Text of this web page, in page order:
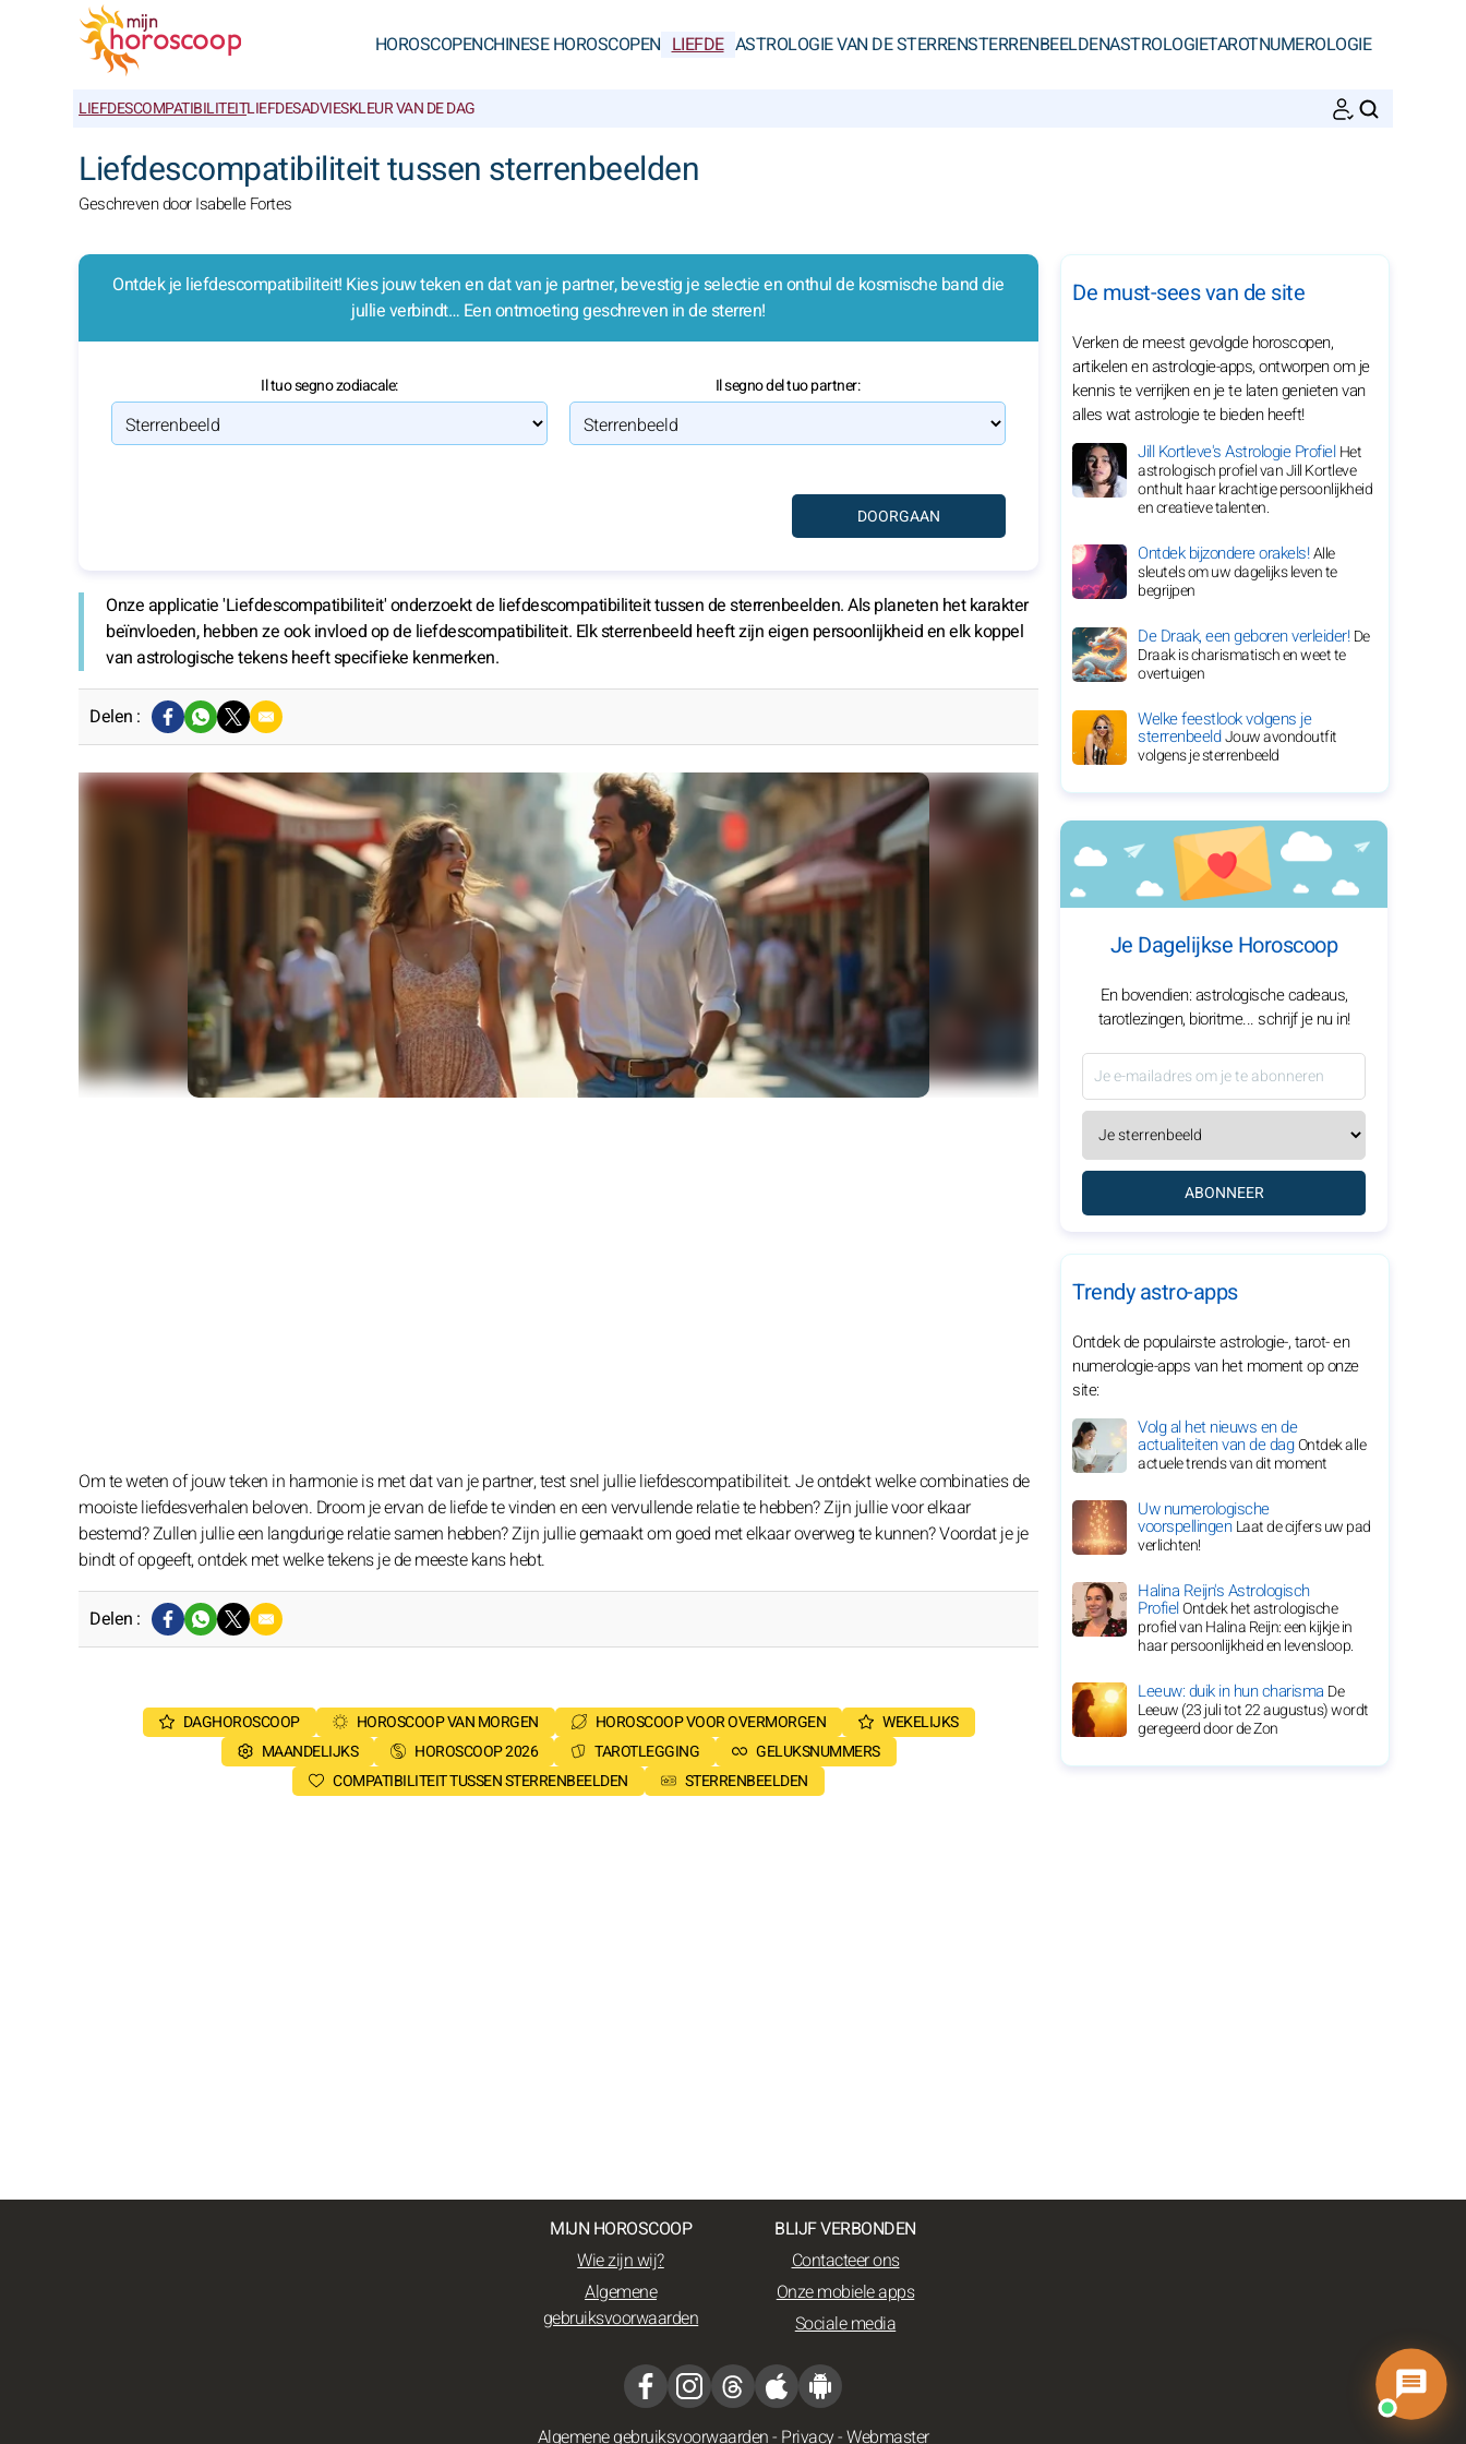
HOROSCOPENCHINESE HOROSCOPEN LIEFDE ASTROLOGIE VAN DE STERRENSTERRENBEELDENASTROLOGIETAROTNUMEROLOGIE
LIEFDESCOMPATIBILITEITLIEFDESADVIESKLEUR VAN DE DAG
Liefdescompatibiliteit tussen sterrenbeelden
Geschreven door Isabelle Fortes
Ontdek je liefdescompatibiliteit! Kies jouw teken en dat van je partner, bevestig je selectie en onthul de kosmische band die
jullie verbindt… Een ontmoeting geschreven in de sterren!
Il tuo segno zodiacale: Il segno del tuo partner:
Onze applicatie 'Liefdescompatibiliteit' onderzoekt de liefdescompatibiliteit tussen de sterrenbeelden. Als planeten het karakter
beïnvloeden, hebben ze ook invloed op de liefdescompatibiliteit. Elk sterrenbeeld heeft zijn eigen persoonlijkheid en elk koppel
van astrologische tekens heeft specifieke kenmerken.
Delen :
Om te weten of jouw teken in harmonie is met dat van je partner, test snel jullie liefdescompatibiliteit. Je ontdekt welke combinaties de
mooiste liefdesverhalen beloven. Droom je ervan de liefde te vinden en een vervullende relatie te hebben? Zijn jullie voor elkaar
bestemd? Zullen jullie een langdurige relatie samen hebben? Zijn jullie gemaakt om goed met elkaar overweg te kunnen? Voordat je je
bindt of opgeeft, ontdek met welke tekens je de meeste kans hebt.
Delen :
DAGHOROSCOOP HOROSCOOP VAN MORGEN HOROSCOOP VOOR OVERMORGEN
WEKELIJKS
MAANDELIJKS
HOROSCOOP 2026 TAROTLEGGING
GELUKSNUMMERS
COMPATIBILITEIT TUSSEN STERRENBEELDEN
STERRENBEELDEN
De must-sees van de site
Verken de meest gevolgde horoscopen,
artikelen en astrologie-apps, ontworpen om je
kennis te verrijken en je te laten genieten van
alles wat astrologie te bieden heeft!
Jill Kortleve's Astrologie ProfielHet
astrologisch profiel van Jill Kortleve
onthult haar krachtige persoonlijkheid
en creatieve talenten.
Ontdek bijzondere orakels!Alle
sleutels om uw dagelijks leven te
begrijpen
De Draak, een geboren verleider!De
Draak is charismatisch en weet te
overtuigen
Welke feestlook volgens je
sterrenbeeldJouw avondoutfit
volgens je sterrenbeeld
Je Dagelijkse Horoscoop
En bovendien: astrologische cadeaus,
tarotlezingen, bioritme... schrijf je nu in!
ABONNEER
Trendy astro-apps
Ontdek de populairste astrologie-, tarot- en
numerologie-apps van het moment op onze
site:
Volg al het nieuws en de
actualiteiten van de dagOntdek alle
actuele trends van dit moment
Uw numerologische
voorspellingenLaat de cijfers uw pad
verlichten!
Halina Reijn's Astrologisch
ProfielOntdek het astrologische
profiel van Halina Reijn: een kijkje in
haar persoonlijkheid en levensloop.
Leeuw: duik in hun charisma De
Leeuw (23 juli tot 22 augustus) wordt
geregeerd door de Zon
MIJN HOROSCOOP
Wie zijn wij?
Algemene
gebruiksvoorwaarden
BLIJF VERBONDEN
Contacteer ons
Onze mobiele apps
Sociale media
Algemene gebruiksvoorwaarden- Privacy-Webmaster